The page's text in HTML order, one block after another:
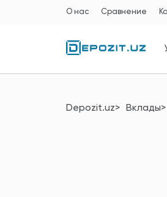
О нас Сравнение
Depozit.uz Вклады